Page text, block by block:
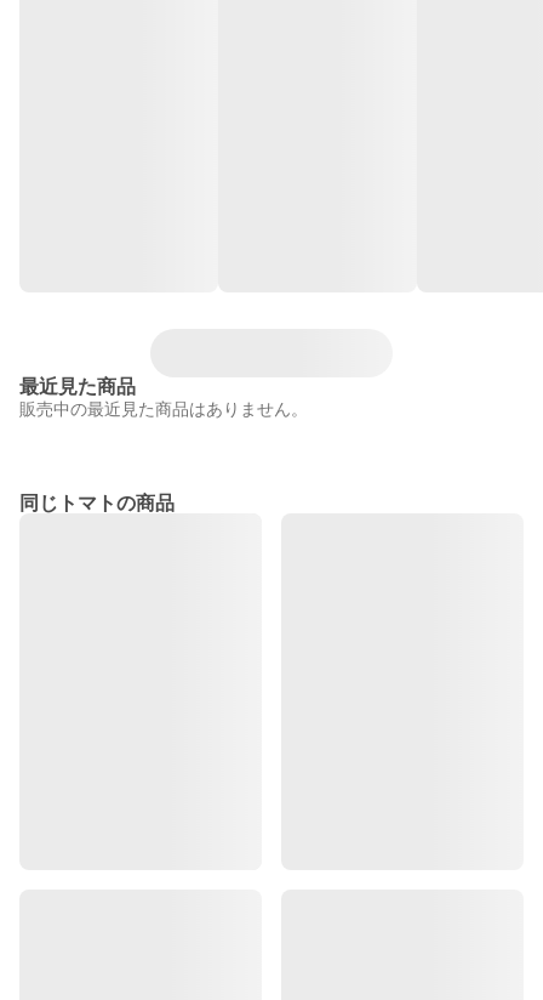
最近見た商品
販売中の最近見た商品はありません。
同じトマトの商品